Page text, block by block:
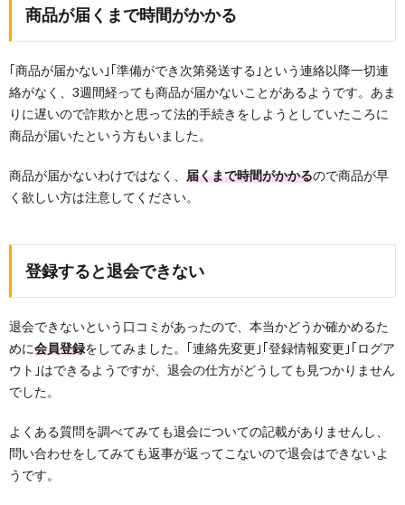
商品が届くまで時間がかかる
｢商品が届かない｣｢準備ができ次第発送する｣という連絡以降一切連
絡がなく、3週間経っても商品が届かないことがあるようです。あま
りに遅いので詐欺かと思って法的手続きをしようとしていたころに
商品が届いたという方もいました。
商品が届かないわけではなく、 届くまで時間がかかるので商品が早
く欲しい方は注意してください。
登録すると退会できない
退会できないという口コミがあったので、本当かどうか確かめるた
めに会員登録をしてみました。｢連絡先変更｣｢登録情報変更｣｢ログア
ウト｣はできるようですが、退会の仕方がどうしても見つかりません
でした。
よくある質問を調べてみても退会についての記載がありませんし、
問い合わせをしてみても返事が返ってこないので退会はできないよ
うです。